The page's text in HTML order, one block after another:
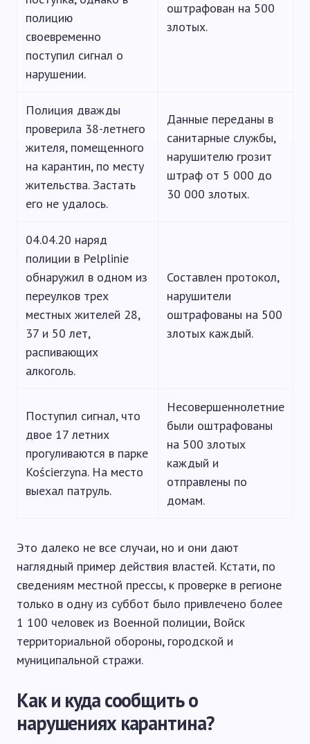
полицию
своевременно
поступил сигнал о
нарушении.
оштрафован на 500
злотых.
Полиция дважды
проверила 38-летнего
жителя, помещенного
на карантин, по месту
жительства. Застать
его не удалось.
Данные переданы в
санитарные службы,
нарушителю грозит
штраф от 5 000 до
30 000 злотых.
04.04.20 наряд
полиции в Pelplinie
обнаружил в одном из
переулков трех
местных жителей 28,
37 и 50 лет,
распивающих
алкоголь.
Составлен протокол,
нарушители
оштрафованы на 500
злотых каждый.
Поступил сигнал, что
двое 17 летних
прогуливаются в парке
Kościerzyna. На место
выехал патруль.
Несовершеннолетние
были оштрафованы
на 500 злотых
каждый и
отправлены по
домам.
Это далеко не все случаи, но и они дают
наглядный пример действия властей. Кстати, по
сведениям местной прессы, к проверке в регионе
только в одну из суббот было привлечено более
1 100 человек из Военной полиции, Войск
территориальной обороны, городской и
муниципальной стражи.
Как и куда сообщить о
нарушениях карантина?